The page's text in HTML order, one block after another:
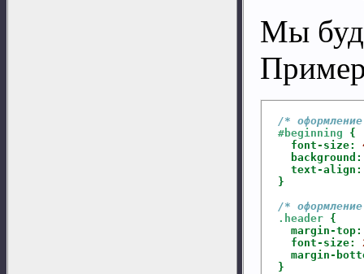
Мы
/*
#beginning
{
font-size:
background:
text-align:
}
/*
.header {
margin-top:
font-size:
margin-
}